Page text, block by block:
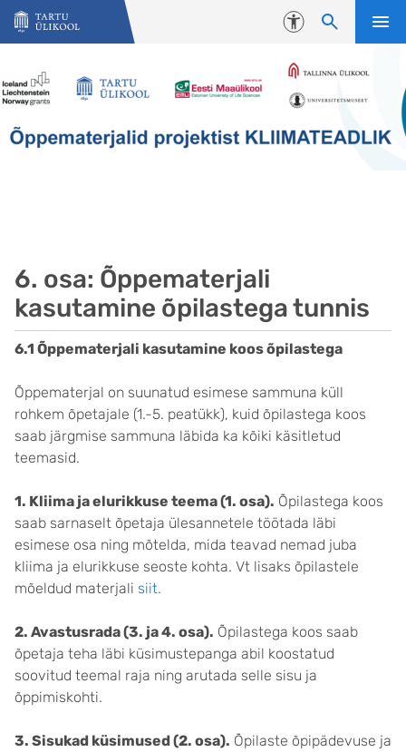
Liigu edasi põhisisu juurde
Juurdepääsetavus
6. osa: Õppematerjali
kasutamine õpilastega tunnis
6.1 Õppematerjali kasutamine koos õpilastega
Õppematerjal on suunatud esimese sammuna küll
rohkem õpetajale (1.-5. peatükk), kuid õpilastega koos
saab järgmise sammuna läbida ka kõiki käsitletud
teemasid.
1. Kliima ja elurikkuse teema (1. osa). Õpilastega koos
saab sarnaselt õpetaja ülesannetele töötada läbi
esimese osa ning mõtelda, mida teavad nemad juba
kliima ja elurikkuse seoste kohta. Vt lisaks õpilastele
mõeldud materjali siit.
2. Avastusrada (3. ja 4. osa). Õpilastega koos saab
õpetaja teha läbi küsimustepanga abil koostatud
soovitud teemal raja ning arutada selle sisu ja
õppimiskohti.
3. Sisukad küsimused (2. osa). Õpilaste õpipädevuse ja